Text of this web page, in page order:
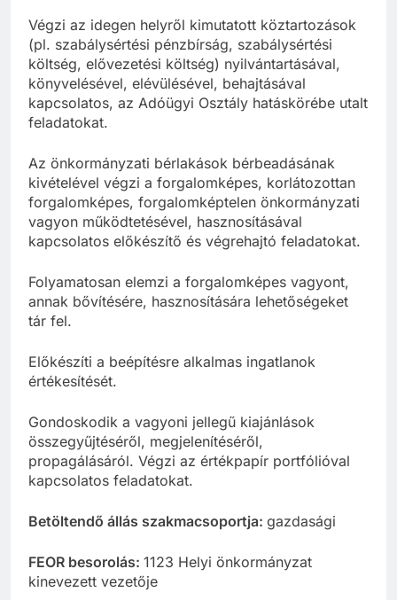
Végzi az idegen helyről kimutatott köztartozások
(pl. szabálysértési pénzbírság, szabálysértési
költség, elővezetési költség) nyilvántartásával,
könyvelésével, elévülésével, behajtásával
kapcsolatos, az Adóügyi Osztály hatáskörébe utalt
feladatokat.
Az önkormányzati bérlakások bérbeadásának
kivételével végzi a forgalomképes, korlátozottan
forgalomképes, forgalomképtelen önkormányzati
vagyon működtetésével, hasznosításával
kapcsolatos előkészítő és végrehajtó feladatokat.
Folyamatosan elemzi a forgalomképes vagyont,
annak bővítésére, hasznosítására lehetőségeket
tár fel.
Előkészíti a beépítésre alkalmas ingatlanok
értékesítését.
Gondoskodik a vagyoni jellegű kiajánlások
összegyűjtéséről, megjelenítéséről,
propagálásáról. Végzi az értékpapír portfólióval
kapcsolatos feladatokat.
Betöltendő állás szakmacsoportja: gazdasági
FEOR besorolás: 1123 Helyi önkormányzat
kinevezett vezetője